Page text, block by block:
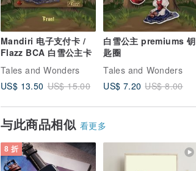
Mandiri 电子支付卡 /
Flazz BCA 白雪公主卡
Tales and Wonders
US$ 13.50 US$ 15.00
白雪公主 premiums 钥
匙圈
Tales and Wonders
US$ 7.20 US$ 8.00
与此商品相似 看更多
8 折